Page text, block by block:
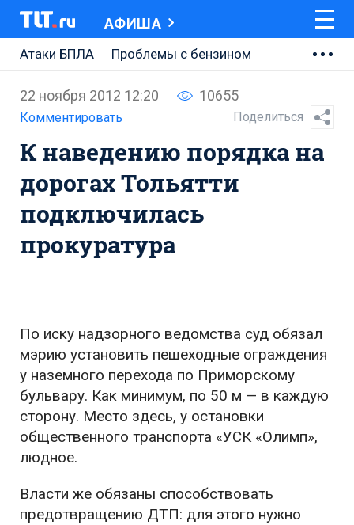
АФИША
Атаки БПЛА
Проблемы с бензином
АВТОВАЗ
Ремонт Центральной площади
Ремонт Обводного шоссе
Набережная Тольятти
Неделя Тольятти
22 ноября 2012 12:20 10655
Комментировать Поделиться
К наведению порядка на
дорогах Тольятти
подключилась
прокуратура
По иску надзорного ведомства суд обязал
мэрию установить пешеходные ограждения
у наземного перехода по Приморскому
бульвару. Как минимум, по 50 м — в каждую
сторону. Место здесь, у остановки
общественного транспорта «УСК «Олимп»,
людное.
Власти же обязаны способствовать
предотвращению ДТП: для этого нужно